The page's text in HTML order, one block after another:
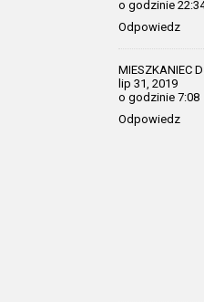
o godzinie
Odpowiedz
MIESZKANIEC
lip 31, 2019
o godzinie 7:08
Odpowiedz